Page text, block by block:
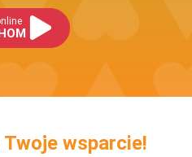
wsparcie!